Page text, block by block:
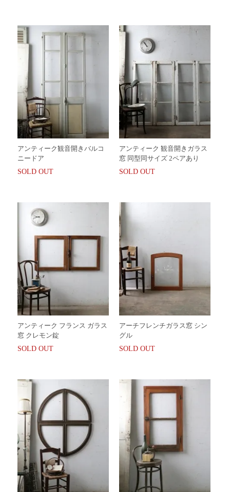
アンティーク観音開きバルコ
ニードア
SOLD OUT
アンティーク 観音開きガラス
窓 同型同サイズ 2ペアあり
SOLD OUT
アンティーク フランス ガラス
窓 クレモン錠
SOLD OUT
アーチフレンチガラス窓 シン
グル
SOLD OUT